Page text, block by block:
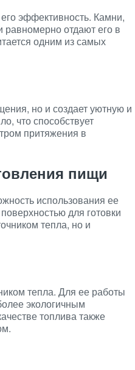
эффективность. Камни,
равномерно отдают его в
одним из самых
но и создает уютную и
что способствует
притяжения в
пищи
использования ее
для готовки
тепла, но и
тепла. Для ее работы
экологичным
топлива также